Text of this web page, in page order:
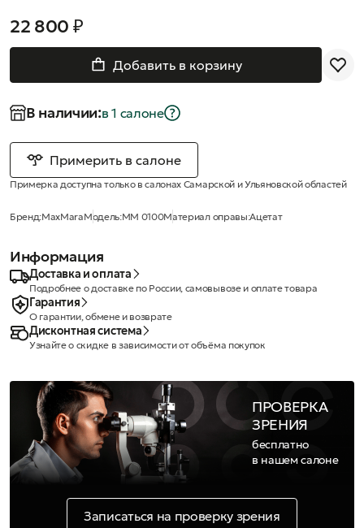
22 800 ₽
Добавить в корзину
В наличии:в 1 салонe
Примерить в салоне
Примерка доступна только в салонах Самарской и Ульяновской областей
Бренд:MaxMaraМодель:MM 0100Материал оправы:Ацетат
Информация
Доставка и оплата
Подробнее о доставке по России, самовывозе и оплате товара
Гарантия
О гарантии, обмене и возврате
Дисконтная система
Узнайте о скидке в зависимости от объёма покупок
ПРОВЕРКА
ЗРЕНИЯ
бесплатно
в нашем салоне
Записаться на проверку зрения